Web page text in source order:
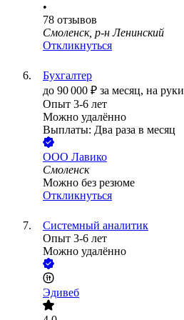
•
78 отзывов
Смоленск, р-н Ленинский
Откликнуться
Бухгалтер
до 90 000 ₽ за месяц, на руки
Опыт 3-6 лет
Можно удалённо
Выплаты: Два раза в месяц
ООО Лавико
Смоленск
Можно без резюме
Откликнуться
Системный аналитик
Опыт 3-6 лет
Можно удалённо
Эдивеб